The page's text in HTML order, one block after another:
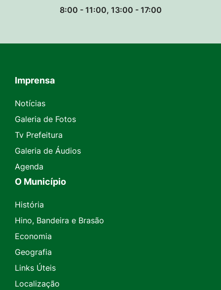
8:00 - 11:00, 13:00 - 17:00
Seção do Rodapé e Contato
Imprensa
Notícias
Galeria de Fotos
Tv Prefeitura
Galeria de Áudios
Agenda
O Município
História
Hino, Bandeira e Brasão
Economia
Geografia
Links Úteis
Localização